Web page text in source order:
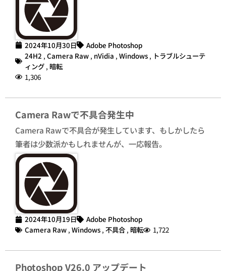
2024年10月30日
Adobe Photoshop
24H2 , Camera Raw , nVidia , Windows , トラブルシューテ
ィング , 暗転
1,306
Camera Rawで不具合発生中
Camera Rawで不具合が発生しています、もしかしたら
筆者は少数派かもしれませんが、一応報告。
2024年10月19日
Adobe Photoshop
Camera Raw , Windows , 不具合 , 暗転 1,722
Photoshop V26.0 アップデート